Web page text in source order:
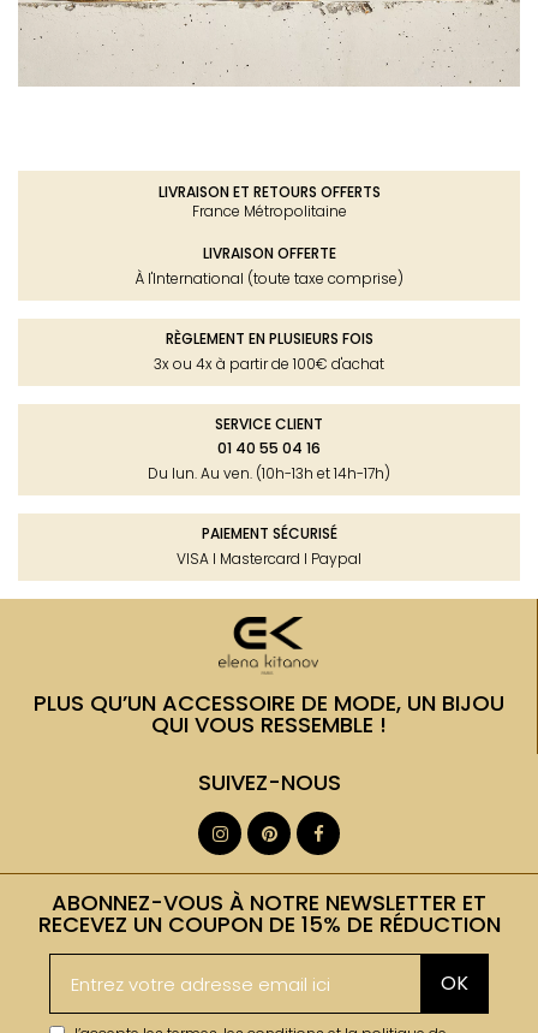
LIVRAISON ET RETOURS OFFERTS
France Métropolitaine
LIVRAISON OFFERTE
À l'International (toute taxe comprise)
RÈGLEMENT EN PLUSIEURS FOIS
3x ou 4x à partir de 100€ d'achat
SERVICE CLIENT
01 40 55 04 16
Du lun. Au ven. (10h-13h et 14h-17h)
PAIEMENT SÉCURISÉ
VISA I Mastercard I Paypal
PLUS QU’UN ACCESSOIRE DE MODE, UN BIJOU
QUI VOUS RESSEMBLE !
SUIVEZ-NOUS
ABONNEZ-VOUS À NOTRE NEWSLETTER ET
RECEVEZ UN COUPON DE 15% DE RÉDUCTION
OK